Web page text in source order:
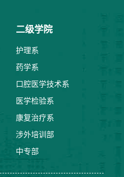
二级学院
护理系
药学系
口腔医学技术系
医学检验系
康复治疗系
涉外培训部
中专部